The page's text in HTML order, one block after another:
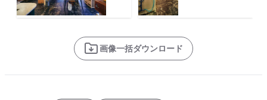
画像一括ダウンロード